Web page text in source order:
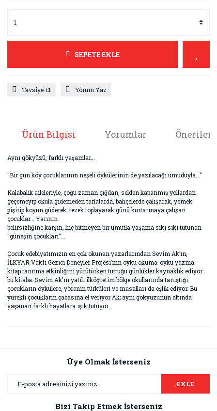
SEPETE EKLE
Tavsiye Et Yorum Yaz
Ürün Bilgisi Yorumlar
Aynı gökyüzü, farklı yaşamlar...
"Bir gün köy çocuklarının neşeli öykülerinin de yazılacağı umuduyla..."
Kalabalık aileleriyle, çoğu zaman çığdan, selden kapanmış yollardan
geçemeyip okula gidemeden tarlalarda, bahçelerde çalışarak, yemek
pişirip koyun güderek, tezek toplayarak günü kurtarmaya çalışan
çocuklar... Yarının
belirsizliğine karşın, hiç bitmeyen bir umutla yaşama sıkı sıkı tutunan
"güneşin çocukları"...
Çocuk edebiyatımızın en çok okunan yazarlarından Sevim Ak’ın,
İLKYAR Vakfı Gezici Deneyler Projesi’nin öykü okuma-öykü yazma-
kitap tanıtma etkinliğini yürütürken tuttuğu günlükler kaynaklık ediyor
bu kitaba. Sevim Ak'ın yatılı ilköğretim bölge okullarında tanıştığı
çocukların öykülere, yörenin türküleri ve masalları da eşlik ediyor. Bu
yürekli çocukların çabasına el veriyor Ak; aynı gökyüzünün altında
yaşanan farklı hayatlara ışık tutuyor.
Görüş ve önerileriniz için teşekkür ederiz.
Ürün resmi kalitesiz, bozuk veya görüntülenemiyor.
Ürün bilgilerinde hatalar bulunuyor.
Üye Olmak İsterseniz
EKLE
Bizi Takip Etmek İsterseniz